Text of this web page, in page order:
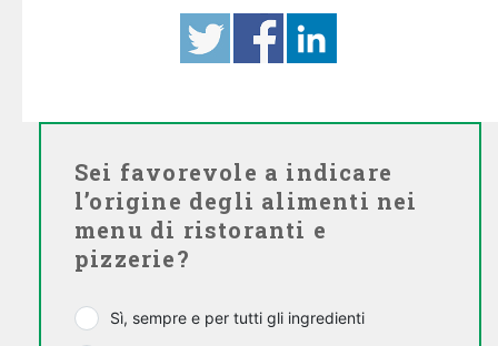
Sei favorevole a indicare
l’origine degli alimenti nei
menu di ristoranti e
pizzerie?
Sì, sempre e per tutti gli ingredienti